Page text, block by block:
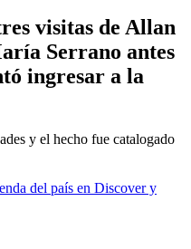
visitas de Allan
Serrano antes
ingresar a la
y el hecho fue catalogado
del país en Discover y